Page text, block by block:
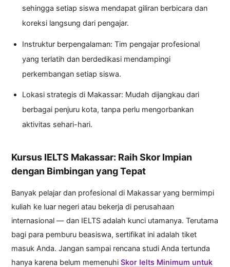
sehingga setiap siswa mendapat giliran berbicara dan
koreksi langsung dari pengajar.
Instruktur berpengalaman: Tim pengajar profesional
yang terlatih dan berdedikasi mendampingi
perkembangan setiap siswa.
Lokasi strategis di Makassar: Mudah dijangkau dari
berbagai penjuru kota, tanpa perlu mengorbankan
aktivitas sehari-hari.
Kursus IELTS Makassar: Raih Skor Impian
dengan Bimbingan yang Tepat
Banyak pelajar dan profesional di Makassar yang bermimpi
kuliah ke luar negeri atau bekerja di perusahaan
internasional — dan IELTS adalah kunci utamanya. Terutama
bagi para pemburu beasiswa, sertifikat ini adalah tiket
masuk Anda. Jangan sampai rencana studi Anda tertunda
hanya karena belum memenuhiSkor Ielts Minimum untuk